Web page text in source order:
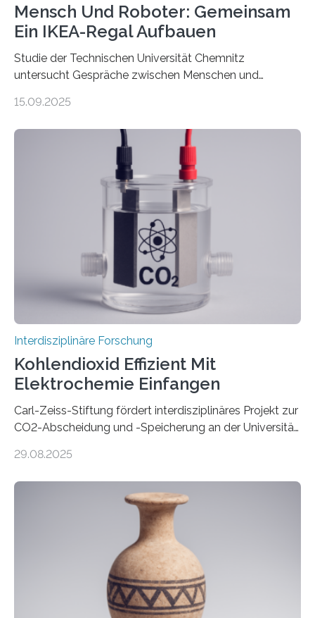
Mensch Und Roboter: Gemeinsam
Ein IKEA-Regal Aufbauen
Studie der Technischen Universität Chemnitz
untersucht Gespräche zwischen Menschen und
Podcast. Bereits jetzt arbeiten Menschen eng mit
Industrie. In Zukunft wird das voraussichtlich noch
Roboter-Teams eigentlich währenddessen? Und vor
allem wie? „Uns interessiert, ob Menschen im Team mit
dem Roboter anders sprechen als im Team mit
anderen Menschen“, so die Sprachwissenschaftlerin
Prof. Dr. Christina Sanchez-Stockhammer von der
Technischen Universität…
15.09.2025
Interdisziplinäre Forschung
Kohlendioxid Effizient Mit
Elektrochemie Einfangen
Carl-Zeiss-Stiftung fördert interdisziplinäres Projekt zur
CO2-Abscheidung und -Speicherung an der Universität
von CO2-Emissionen gilt als wichtige Maßnahme zur
Erdatmosphäre, sondern auch das Fangen und
Speichern des Treibhausgases aus der Luft.
Dementsprechend hat auch die aktuelle
Bundesregierung in ihrem Koalitionsvertrag die
Entwicklung von CO2-Abscheidungs- und
Speicherungstechnologien als Ziel ausgegeben.
Insbesondere das sogenannte Direct Air Capture (DAC)
betrachtet sie dabei als „vielversprechende
29.08.2025